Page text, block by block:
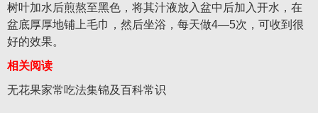
树叶加水后煎熬至黑色，将其汁液放入盆中后加入开水，在
盆底厚厚地铺上毛巾，然后坐浴，每天做4—5次，可收到很
好的效果。
相关阅读
无花果家常吃法集锦及百科常识